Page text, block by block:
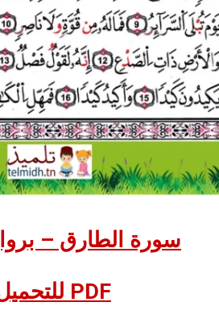
سورة الطارق –
للتحميل PDF